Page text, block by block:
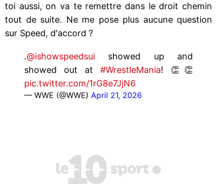
toi aussi, on va te remettre dans le droit chemin
tout de suite. Ne me pose plus aucune question
sur Speed, d'accord ?
.@ishowspeedsui showed up and
showed out at #WrestleMania! 👏👏
pic.twitter.com/1rG8e7JjN6
— WWE (@WWE) April 21, 2026